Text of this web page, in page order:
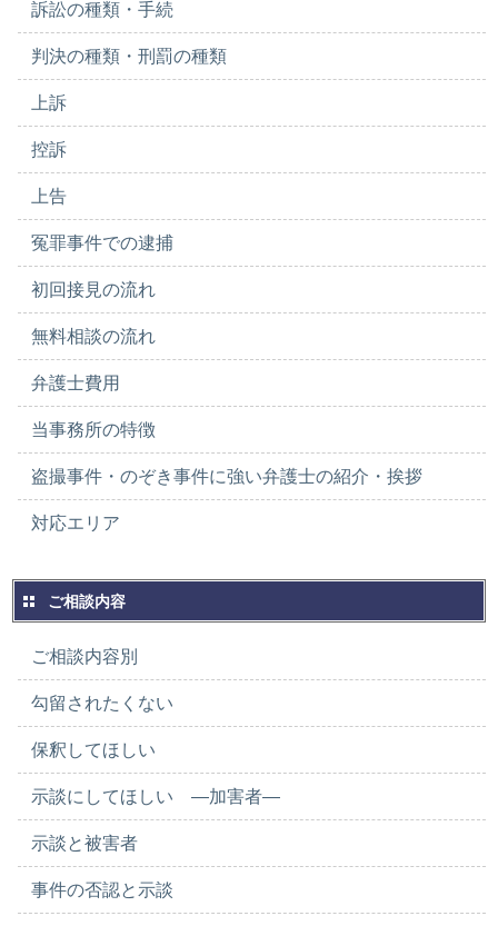
訴訟の種類・手続
判決の種類・刑罰の種類
上訴
控訴
上告
冤罪事件での逮捕
初回接見の流れ
無料相談の流れ
弁護士費用
当事務所の特徴
盗撮事件・のぞき事件に強い弁護士の紹介・挨拶
対応エリア
ご相談内容
ご相談内容別
勾留されたくない
保釈してほしい
示談にしてほしい ―加害者―
示談と被害者
事件の否認と示談